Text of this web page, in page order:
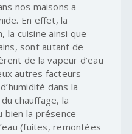
nos maisons a
En effet, la
la cuisine ainsi que
sont autant de
de la vapeur d’eau
autres facteurs
dans la
chauffage, la
la présence
(fuites, remontées